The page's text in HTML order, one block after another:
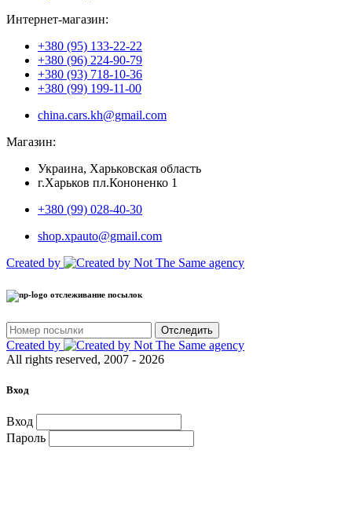
Интернет-магазин:
+380 (95) 133-22-22
+380 (96) 224-90-79
+380 (93) 718-10-36
+380 (99) 199-11-00
china.cars.kh@gmail.com
Магазин:
Украина, Харьковская область
г.Харьков пл.Кононенко 1
+380 (99) 028-40-30
shop.xpauto@gmail.com
Created by
отслеживание посылок
Отследить
Created by
All rights reserved, 2007 - 2026
Вход
Вход
Пароль